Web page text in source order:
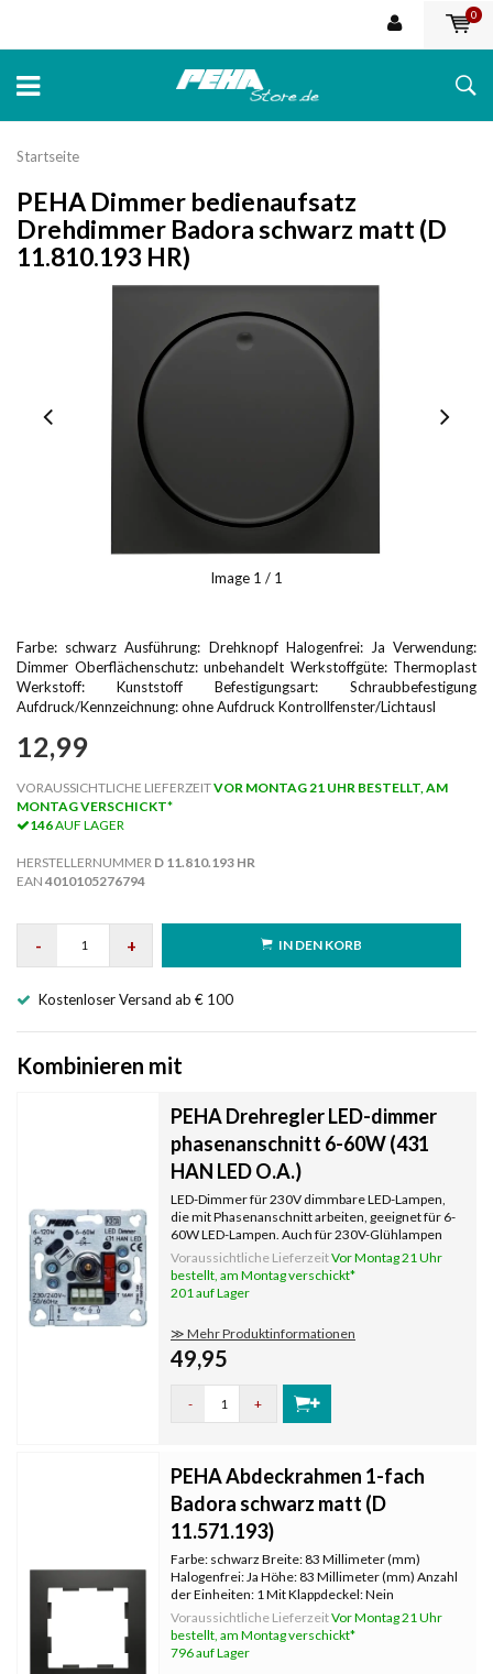
0
Startseite
PEHA Dimmer bedienaufsatz
Drehdimmer Badora schwarz matt (D
11.810.193 HR)
Image 1 / 1
Farbe: schwarz Ausführung: Drehknopf Halogenfrei: Ja Verwendung:
Dimmer Oberflächenschutz: unbehandelt Werkstoffgüte: Thermoplast
Werkstoff: Kunststoff Befestigungsart: Schraubbefestigung
Aufdruck/Kennzeichnung: ohne Aufdruck Kontrollfenster/Lichtausl
12,99
VORAUSSICHTLICHE LIEFERZEITVOR MONTAG 21 UHR BESTELLT, AM
MONTAG VERSCHICKT*
146AUF LAGER
HERSTELLERNUMMER D 11.810.193 HR
EAN 4010105276794
- + IN DEN KORB
Kostenloser Versand ab € 100
Kombinieren mit
PEHA Drehregler LED-dimmer
phasenanschnitt 6-60W (431
HAN LED O.A.)
LED-Dimmer für 230V dimmbare LED-Lampen,
die mit Phasenanschnitt arbeiten, geeignet für 6-
60W LED-Lampen. Auch für 230V-Glühlampen
und Halogenlampen geeignet. Der Dimmer
arbeitet mit Phasenanschnitt. Geeignet für die
traditionelle Wechselschaltung.
Voraussichtliche LieferzeitVor Montag 21 Uhr
bestellt, am Montag verschickt*
201 auf Lager
≫ Mehr Produktinformationen
49,95
- +
PEHA Abdeckrahmen 1-fach
Badora schwarz matt (D
11.571.193)
Farbe: schwarz Breite: 83 Millimeter (mm)
Halogenfrei: Ja Höhe: 83 Millimeter (mm) Anzahl
der Einheiten: 1 Mit Klappdeckel: Nein
Oberflächenschutz: unbehandelt
Textfeld/Beschriftungsfläche: Nein
Werkstoffgüte: Thermoplast Werkstoff:
Kunststoff Befest
Voraussichtliche LieferzeitVor Montag 21 Uhr
bestellt, am Montag verschickt*
796 auf Lager